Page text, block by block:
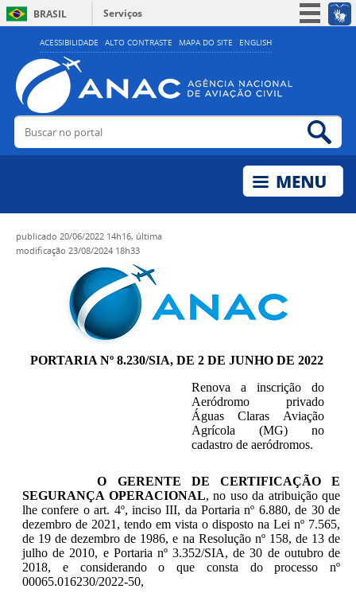
ACESSIBILIDADE ALTO CONTRASTE MAPA DO SITE ENGLISH
BRASIL
Serviços
Simplifique!
Acesso à informação
Legislação
Buscar no portal
publicado 20/06/2022 14h16, última
modificação 23/08/2024 18h33
PORTARIA Nº 8.230/SIA, DE 2 DE JUNHO DE 2022
Renova a inscrição do
Aeródromo privado
Águas Claras Aviação
Agrícola (MG) no
cadastro de aeródromos.
O GERENTE DE CERTIFICAÇÃO E
SEGURANÇA OPERACIONAL, no uso da atribuição que
lhe confere o art. 4º, inciso III, da Portaria nº 6.880, de 30 de
dezembro de 2021, tendo em vista o disposto na Lei nº 7.565,
de 19 de dezembro de 1986, e na Resolução nº 158, de 13 de
julho de 2010, e Portaria nº 3.352/SIA, de 30 de outubro de
2018, e considerando o que consta do processo nº
00065.016230/2022-50,